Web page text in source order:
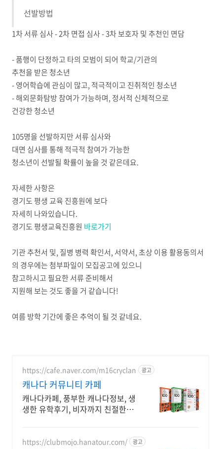
선발방법
1차 서류 심사 - 2차 면접 심사 - 3차 보호자 및 추천인 면담
- 품행이 단정하고 타의 모범이 되어 학교/기관의
추천을 받은 청소년
- 영어학습에 관심이 많고, 적극적이고 진취적인 청소년
- 해외문화탐방 참여가 가능하며, 정서적 신체적으로
건강한 청소년
105명을 선발하지만 서류 심사와
대면 심사를 통해 적극적 참여가 가능한
청소년이 선발될 확률이 높을 것 같은데요.
자세한 사항은
경기도 평생 교육 진흥원에 보다
자세히 나와있습니다.
경기도 평생교육진흥원 바로가기
기관 추천서 및, 질병 병력 확인서, 서약서, 초상 이용 활용동의서
의 경우에는 첨부파일이 모집공고에 있으니
참고하시고 필요한 서류 준비해서
지원해 보는 것도 좋을 거 같습니다!
여름 방학 기간에 좋은 추억이 될 것 같네요.
https://cafe.naver.com/m16cryclan 광고
캐나다 커뮤니티 카페
캐나다카페, 풍부한 캐나다정보, 생
생한 유학후기, 비자까지 친절한
https://clubmojo.hanatour.com/ 광고